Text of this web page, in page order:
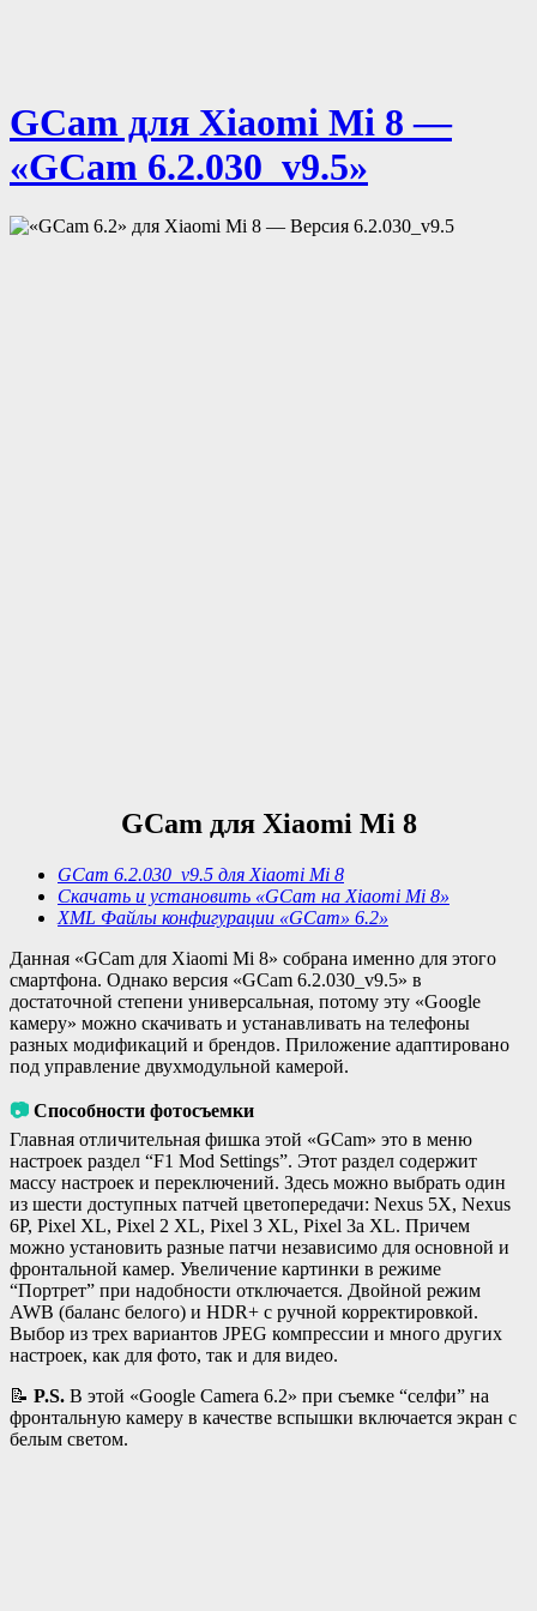
GCam для Xiaomi Mi 8 —
«GCam 6.2.030_v9.5»
GCam для Xiaomi Mi 8
GCam 6.2.030_v9.5 для Xiaomi Mi 8
Скачать и установить «GCam на Xiaomi Mi 8»
XML Файлы конфигурации «GCam» 6.2»
Данная «GCam для Xiaomi Mi 8» собрана именно для этого
смартфона. Однако версия «GCam 6.2.030_v9.5» в
достаточной степени универсальная, потому эту «Google
камеру» можно скачивать и устанавливать на телефоны
разных модификаций и брендов. Приложение адаптировано
под управление двухмодульной камерой.
📷 Способности фотосъемки
Главная отличительная фишка этой «GCam» это в меню
настроек раздел “F1 Mod Settings”. Этот раздел содержит
массу настроек и переключений. Здесь можно выбрать один
из шести доступных патчей цветопередачи: Nexus 5X, Nexus
6P, Pixel XL, Pixel 2 XL, Pixel 3 XL, Pixel 3a XL. Причем
можно установить разные патчи независимо для основной и
фронтальной камер. Увеличение картинки в режиме
“Портрет” при надобности отключается. Двойной режим
AWB (баланс белого) и HDR+ с ручной корректировкой.
Выбор из трех вариантов JPEG компрессии и много других
настроек, как для фото, так и для видео.
📝 P.S. В этой «Google Camera 6.2» при съемке “селфи” на
фронтальную камеру в качестве вспышки включается экран с
белым светом.